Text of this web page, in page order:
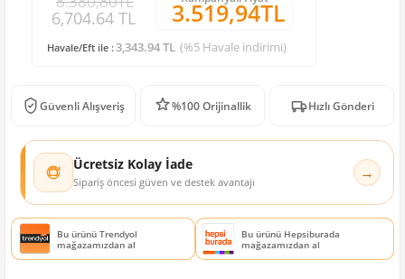
6,704.64 TL 3.519,94TL
Havale/Eft ile :3,343.94 TL (%5 Havale indirimi)
Güvenli Alışveriş %100 Orijinallik Hızlı Gönderi
Ücretsiz Kolay İade
Sipariş öncesi güven ve destek avantajı →
Bu ürünü Trendyol
mağazamızdan al
Bu ürünü Hepsiburada
mağazamızdan al